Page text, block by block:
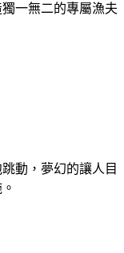
一無二的專屬漁夫
動，夢幻的讓人目